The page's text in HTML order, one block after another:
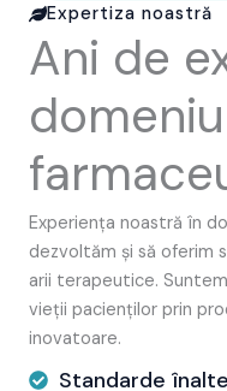
Expertiza noastră
Ani de
Experiența noastră în
dezvoltăm și să oferim
arii terapeutice.
vieții pacienților prin
inovatoare.
Standarde